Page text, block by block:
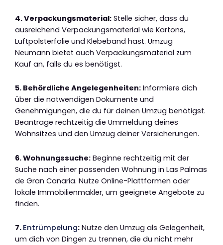
4. Verpackungsmaterial: Stelle sicher, dass du
ausreichend Verpackungsmaterial wie Kartons,
Luftpolsterfolie und Klebeband hast. Umzug
Neumann bietet auch Verpackungsmaterial zum
Kauf an, falls du es benötigst.
5. Behördliche Angelegenheiten: Informiere dich
über die notwendigen Dokumente und
Genehmigungen, die du für deinen Umzug benötigst.
Beantrage rechtzeitig die Ummeldung deines
Wohnsitzes und den Umzug deiner Versicherungen.
6. Wohnungssuche: Beginne rechtzeitig mit der
Suche nach einer passenden Wohnung in Las Palmas
de Gran Canaria. Nutze Online-Plattformen oder
lokale Immobilienmakler, um geeignete Angebote zu
finden.
7. Entrümpelung: Nutze den Umzug als Gelegenheit,
um dich von Dingen zu trennen, die du nicht mehr